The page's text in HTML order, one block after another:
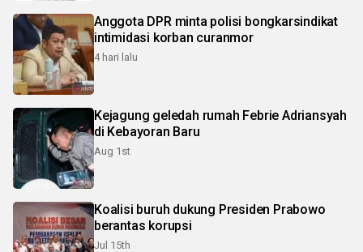
Anggota DPR minta polisi bongkarsindikat
intimidasi korban curanmor
4 hari lalu
Kejagung geledah rumah Febrie Adriansyah
di Kebayoran Baru
Aug 1st
Koalisi buruh dukung Presiden Prabowo
berantas korupsi
Jul 15th